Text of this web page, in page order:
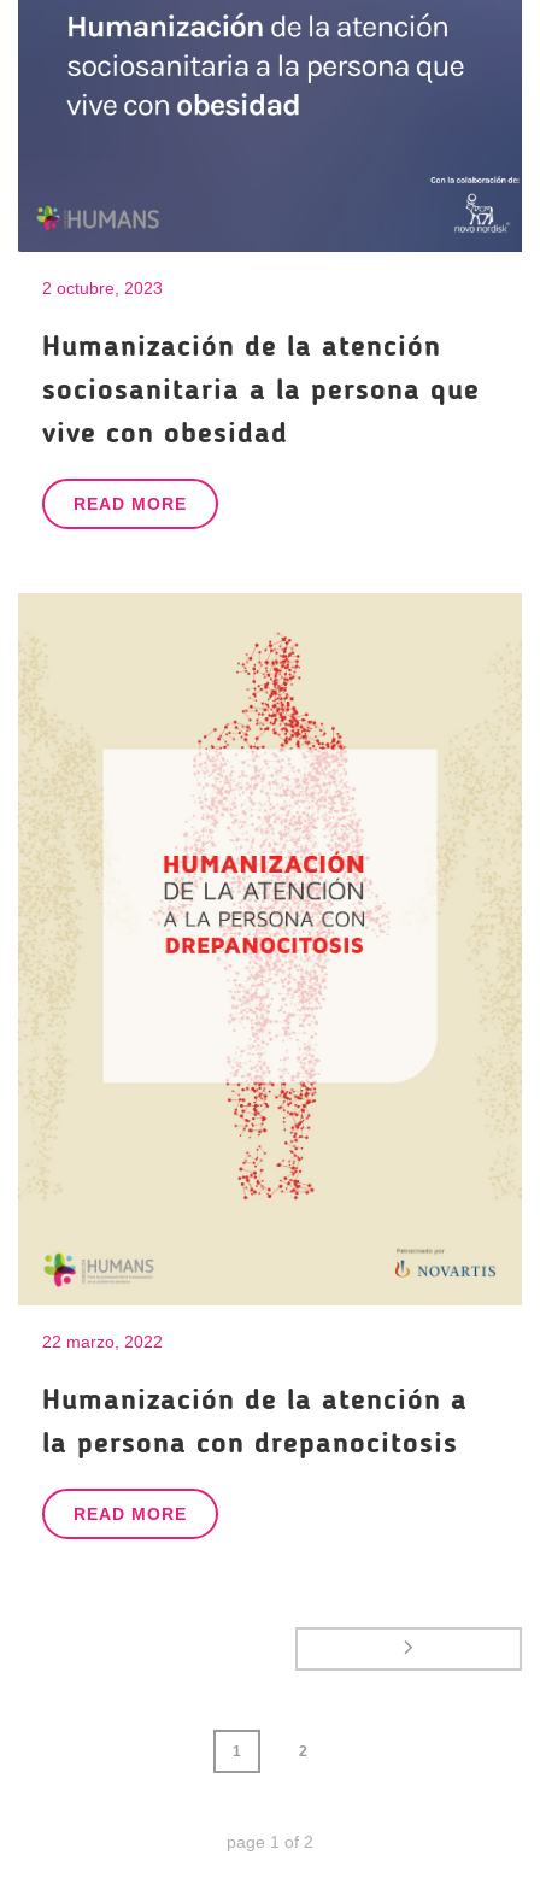
2 octubre, 2023
Humanización de la atención
sociosanitaria a la persona que
vive con obesidad
READ MORE
22 marzo, 2022
Humanización de la atención a
la persona con drepanocitosis
READ MORE
1 2
page 1 of 2